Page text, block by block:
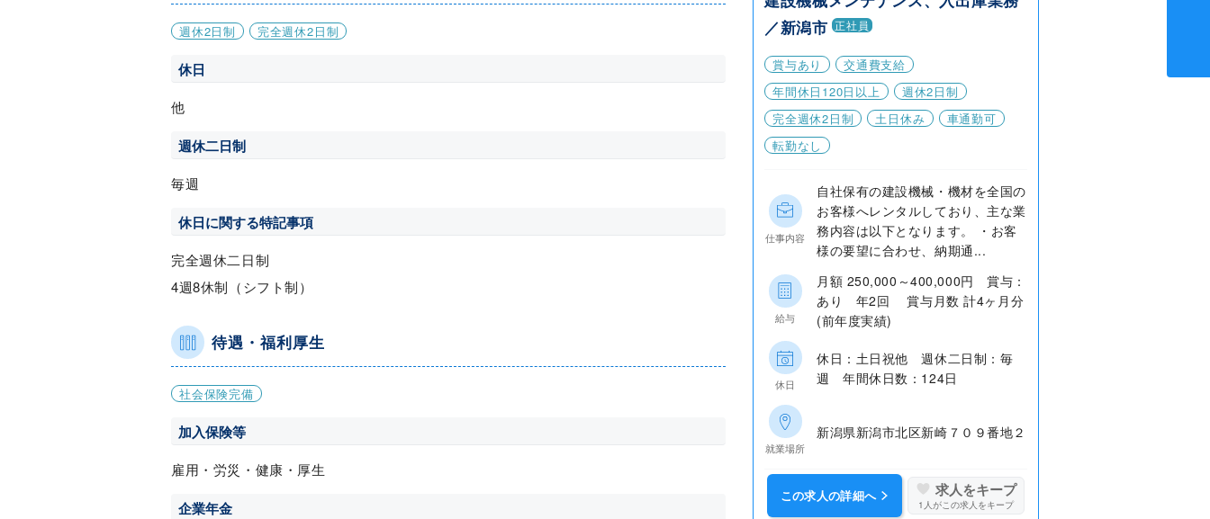
週休2日制 完全週休2日制
休日
他
週休二日制
毎週
休日に関する特記事項
完全週休二日制
4週8休制（シフト制）
待遇・福利厚生
社会保険完備
加入保険等
雇用・労災・健康・厚生
企業年金
／新潟市 正社員
賞与あり
交通費支給
年間休日120日以上
週休2日制
完全週休2日制
土日休み
車通勤可
転勤なし
仕事内容
自社保有の建設機械・機材を全国の
お客様へレンタルしており、主な業
務内容は以下となります。 ・お客
様の要望に合わせ、納期通...
給与
月額 250,000～400,000円 賞与：
あり 年2回 賞与月数 計4ヶ月分
(前年度実績)
休日
休日：土日祝他 週休二日制：毎
週 年間休日数：124日
就業場所
新潟県新潟市北区新崎７０９番地２
この求人の詳細へ 求人をキープ
1 人がこの求人をキープ